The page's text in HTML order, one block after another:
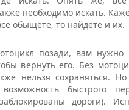
необходимо искать.
обыщете, то найдете и их.
позади, вам
вернуть его. Без
нельзя сохраняться.
быстрого
дороги).